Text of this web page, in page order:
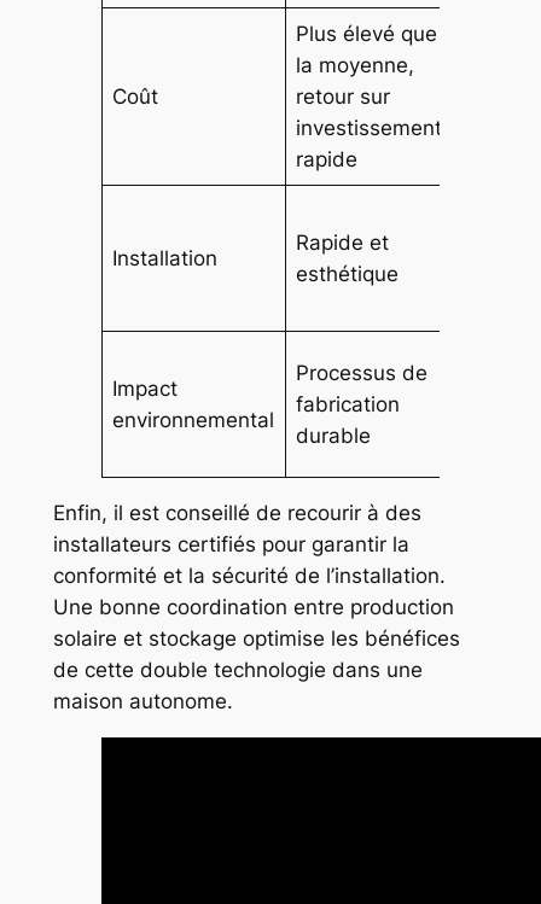
Coût
Plus élevé que
la moyenne,
retour sur
investissement
rapide
Installation
Rapide et
esthétique
Impact
environnemental
Processus de
fabrication
durable
Enfin, il est conseillé de recourir à des
installateurs certifiés pour garantir la
conformité et la sécurité de l’installation.
Une bonne coordination entre production
solaire et stockage optimise les bénéfices
de cette double technologie dans une
maison autonome.